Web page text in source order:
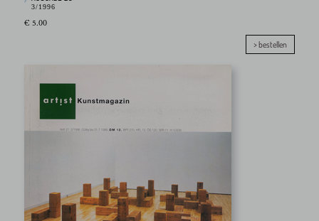
3/1996
€ 5.00
> bestellen